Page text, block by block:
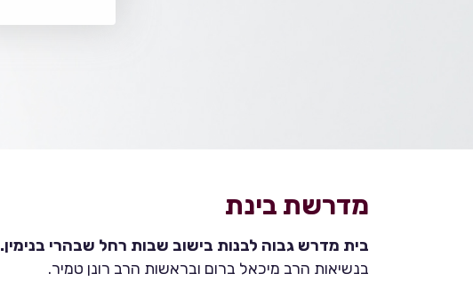
מדרשת בינת
בית מדרש גבוה לבנות בישוב שבות רחל שבהרי בנימין.
בנשיאות הרב מיכאל ברום ובראשות הרב רונן טמיר.